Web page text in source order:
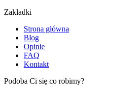
Zakładki
Strona główna
Blog
Opinie
FAQ
Kontakt
Podoba Ci się co robimy?